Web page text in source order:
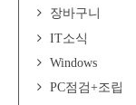
장바구니
IT소식
Windows
PC점검+조립